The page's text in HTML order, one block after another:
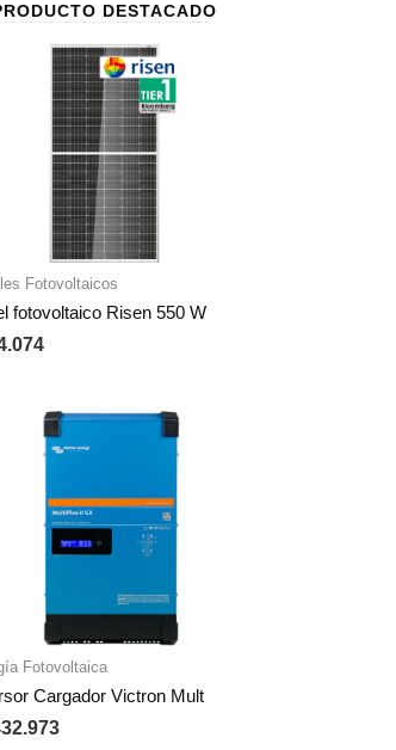
DESTACADO
Fotovoltaicos
fotovoltaico Risen 550 W
Fotovoltaica
Cargador Victron Mult